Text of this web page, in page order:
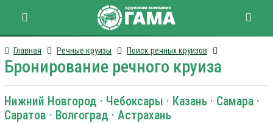
Главная Речные круизы Поиск речных круизов
Бронирование речного круиза
Нижний Новгород · Чебоксары · Казань · Самара ·
Саратов · Волгоград · Астрахань